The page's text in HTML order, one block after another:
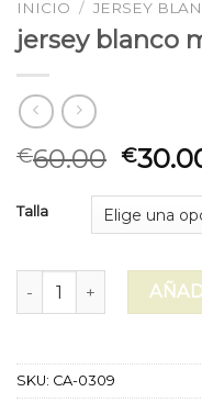
INICIO / JERSEY
jersey blanco
€60.00 €
Talla
jersey blanco mujer
SKU: CA-0309